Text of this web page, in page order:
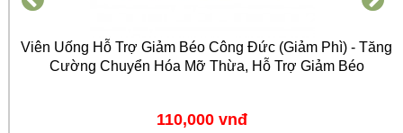
Viên Uống Hỗ Trợ Giảm Béo Công Đức (Giảm Phì) - Tăng
Cường Chuyển Hóa Mỡ Thừa, Hỗ Trợ Giảm Béo
110,000 vnđ